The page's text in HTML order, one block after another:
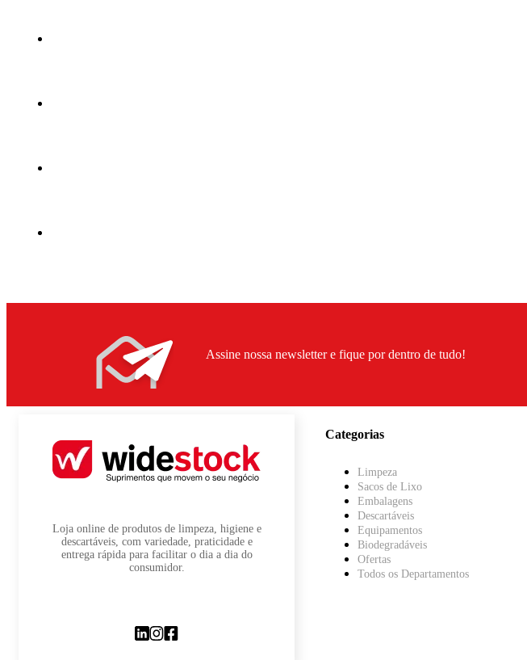
Assine nossa newsletter e fique por dentro de tudo!
Loja online de produtos de limpeza, higiene e
descartáveis, com variedade, praticidade e
entrega rápida para facilitar o dia a dia do
consumidor.
Categorias
Limpeza
Sacos de Lixo
Embalagens
Descartáveis
Equipamentos
Biodegradáveis
Ofertas
Todos os Departamentos